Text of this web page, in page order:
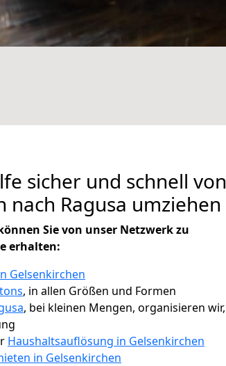
sicher und schnell von
nach Ragusa umziehen
Sie von unser Netzwerk zu
erhalten:
Gelsenkirchen
, in allen Größen und Formen
, bei kleinen Mengen, organisieren wir,
Haushaltsauflösung in Gelsenkirchen
in Gelsenkirchen